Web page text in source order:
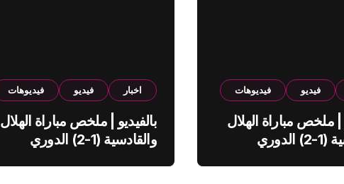
فيديو فيديوهات
| ملخص مباراة الهلال
والقادسية (1-2) الدوري
اخبار فيديو فيديوهات
بالفيديو | ملخص مباراة الهلال
والقادسية (1-2) الدوري